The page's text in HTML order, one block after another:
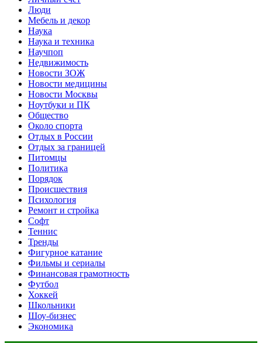
Люди
Мебель и декор
Наука
Наука и техника
Научпоп
Недвижимость
Новости ЗОЖ
Новости медицины
Новости Москвы
Ноутбуки и ПК
Общество
Около спорта
Отдых в России
Отдых за границей
Питомцы
Политика
Порядок
Происшествия
Психология
Ремонт и стройка
Софт
Теннис
Тренды
Фигурное катание
Фильмы и сериалы
Финансовая грамотность
Футбол
Хоккей
Школьники
Шоу-бизнес
Экономика